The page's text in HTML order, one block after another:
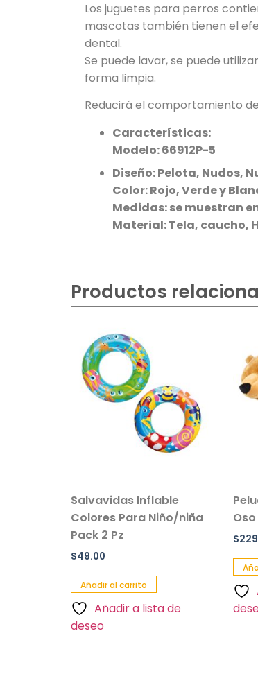
Los juguetes para perros
mascotas también tienen el
dental.
Se puede lavar, se puede
forma limpia.
Reducirá el comportamiento
Características:
Modelo:66912P-5
Diseño: Pelota, Nudos,
Color: Rojo, Verde y
Medidas: se muestran
Material: Tela, caucho,
Productos
Salvavidas Inflable
Colores Para Niño/niña
Pack 2 Pz
$49.00
Añadir al carrito
Añadir a lista de
deseo
Oso
$